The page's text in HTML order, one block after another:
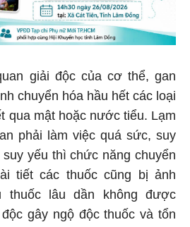
giải độc của cơ thể, gan
chuyển hóa hầu hết các loại
qua mật hoặc nước tiểu. Lạm
phải làm việc quá sức, suy
yếu thì chức năng chuyển
tiết các thuốc cũng bị ảnh
lâu dần không được
gây ngộ độc thuốc và tổn